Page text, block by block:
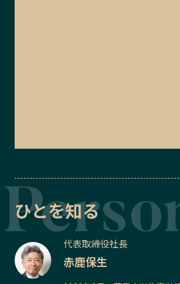
ひとを知る
代表取締役社長
赤鹿保生